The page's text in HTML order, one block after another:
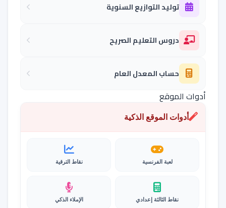
توليد التوازيع السنوية
دروس التعليم الصريح
حساب المعدل العام
أدوات الموقع
أدوات الموقع الذكية
لعبة الفرنسية نقاط الترقية
نقاط الثالثة إعدادي الإملاء الذكي